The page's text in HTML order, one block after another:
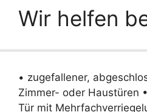
Wir helfen
• zugefallener,
Zimmer- oder Haustüren
Tür mit